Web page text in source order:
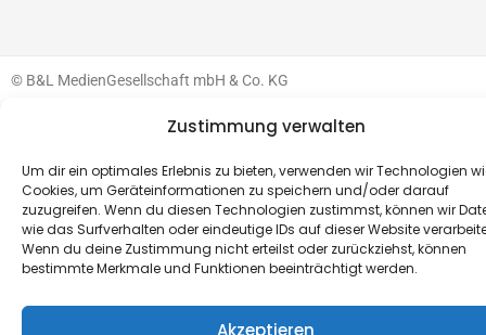
Zustimmung verwalten
Um dir ein optimales Erlebnis zu bieten, verwenden wir Technologien
Cookies, um Geräteinformationen zu speichern und/oder darauf
zuzugreifen. Wenn du diesen Technologien zustimmst, können wir
wie das Surfverhalten oder eindeutige IDs auf dieser Website
Wenn du deine Zustimmung nicht erteilst oder zurückziehst, können
bestimmte Merkmale und Funktionen beeinträchtigt werden.
Akzeptieren
© B&L MedienGesellschaft mbH & Co. KG